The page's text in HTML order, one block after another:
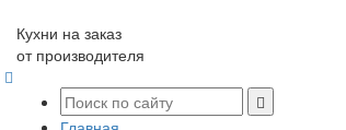
Кухни на заказ
от производителя